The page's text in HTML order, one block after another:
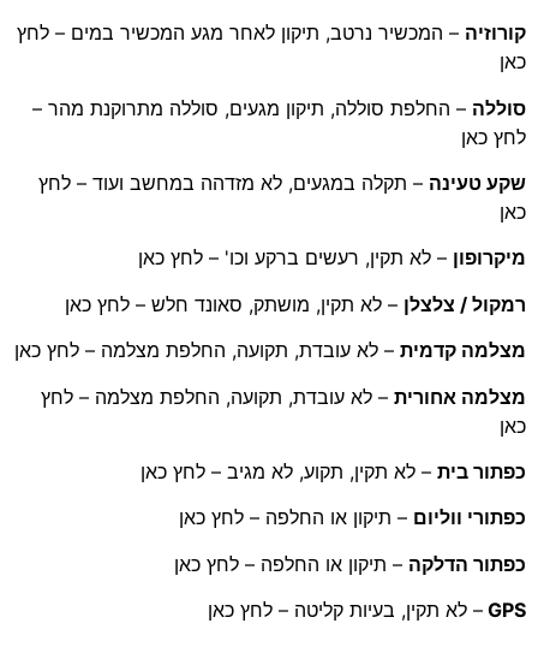
– המכשיר נרטב, תיקון לאחר מגע המכשיר במים – לחץ
– החלפת סוללה, תיקון מגעים, סוללה מתרוקנת מהר –
כאן
טעינה– תקלה במגעים, לא מזדהה במחשב ועוד – לחץ
– לא תקין, רעשים ברקע וכו' – לחץ כאן
/ צלצלן– לא תקין, מושתק, סאונד חלש – לחץ כאן
קדמית– לא עובדת, תקועה, החלפת מצלמה – לחץ כאן
אחורית– לא עובדת, תקועה, החלפת מצלמה – לחץ
בית – לא תקין, תקוע, לא מגיב – לחץ כאן
ווליום– תיקון או החלפה – לחץ כאן
הדלקה– תיקון או החלפה – לחץ כאן
– לא תקין, בעיות קליטה – לחץ כאן